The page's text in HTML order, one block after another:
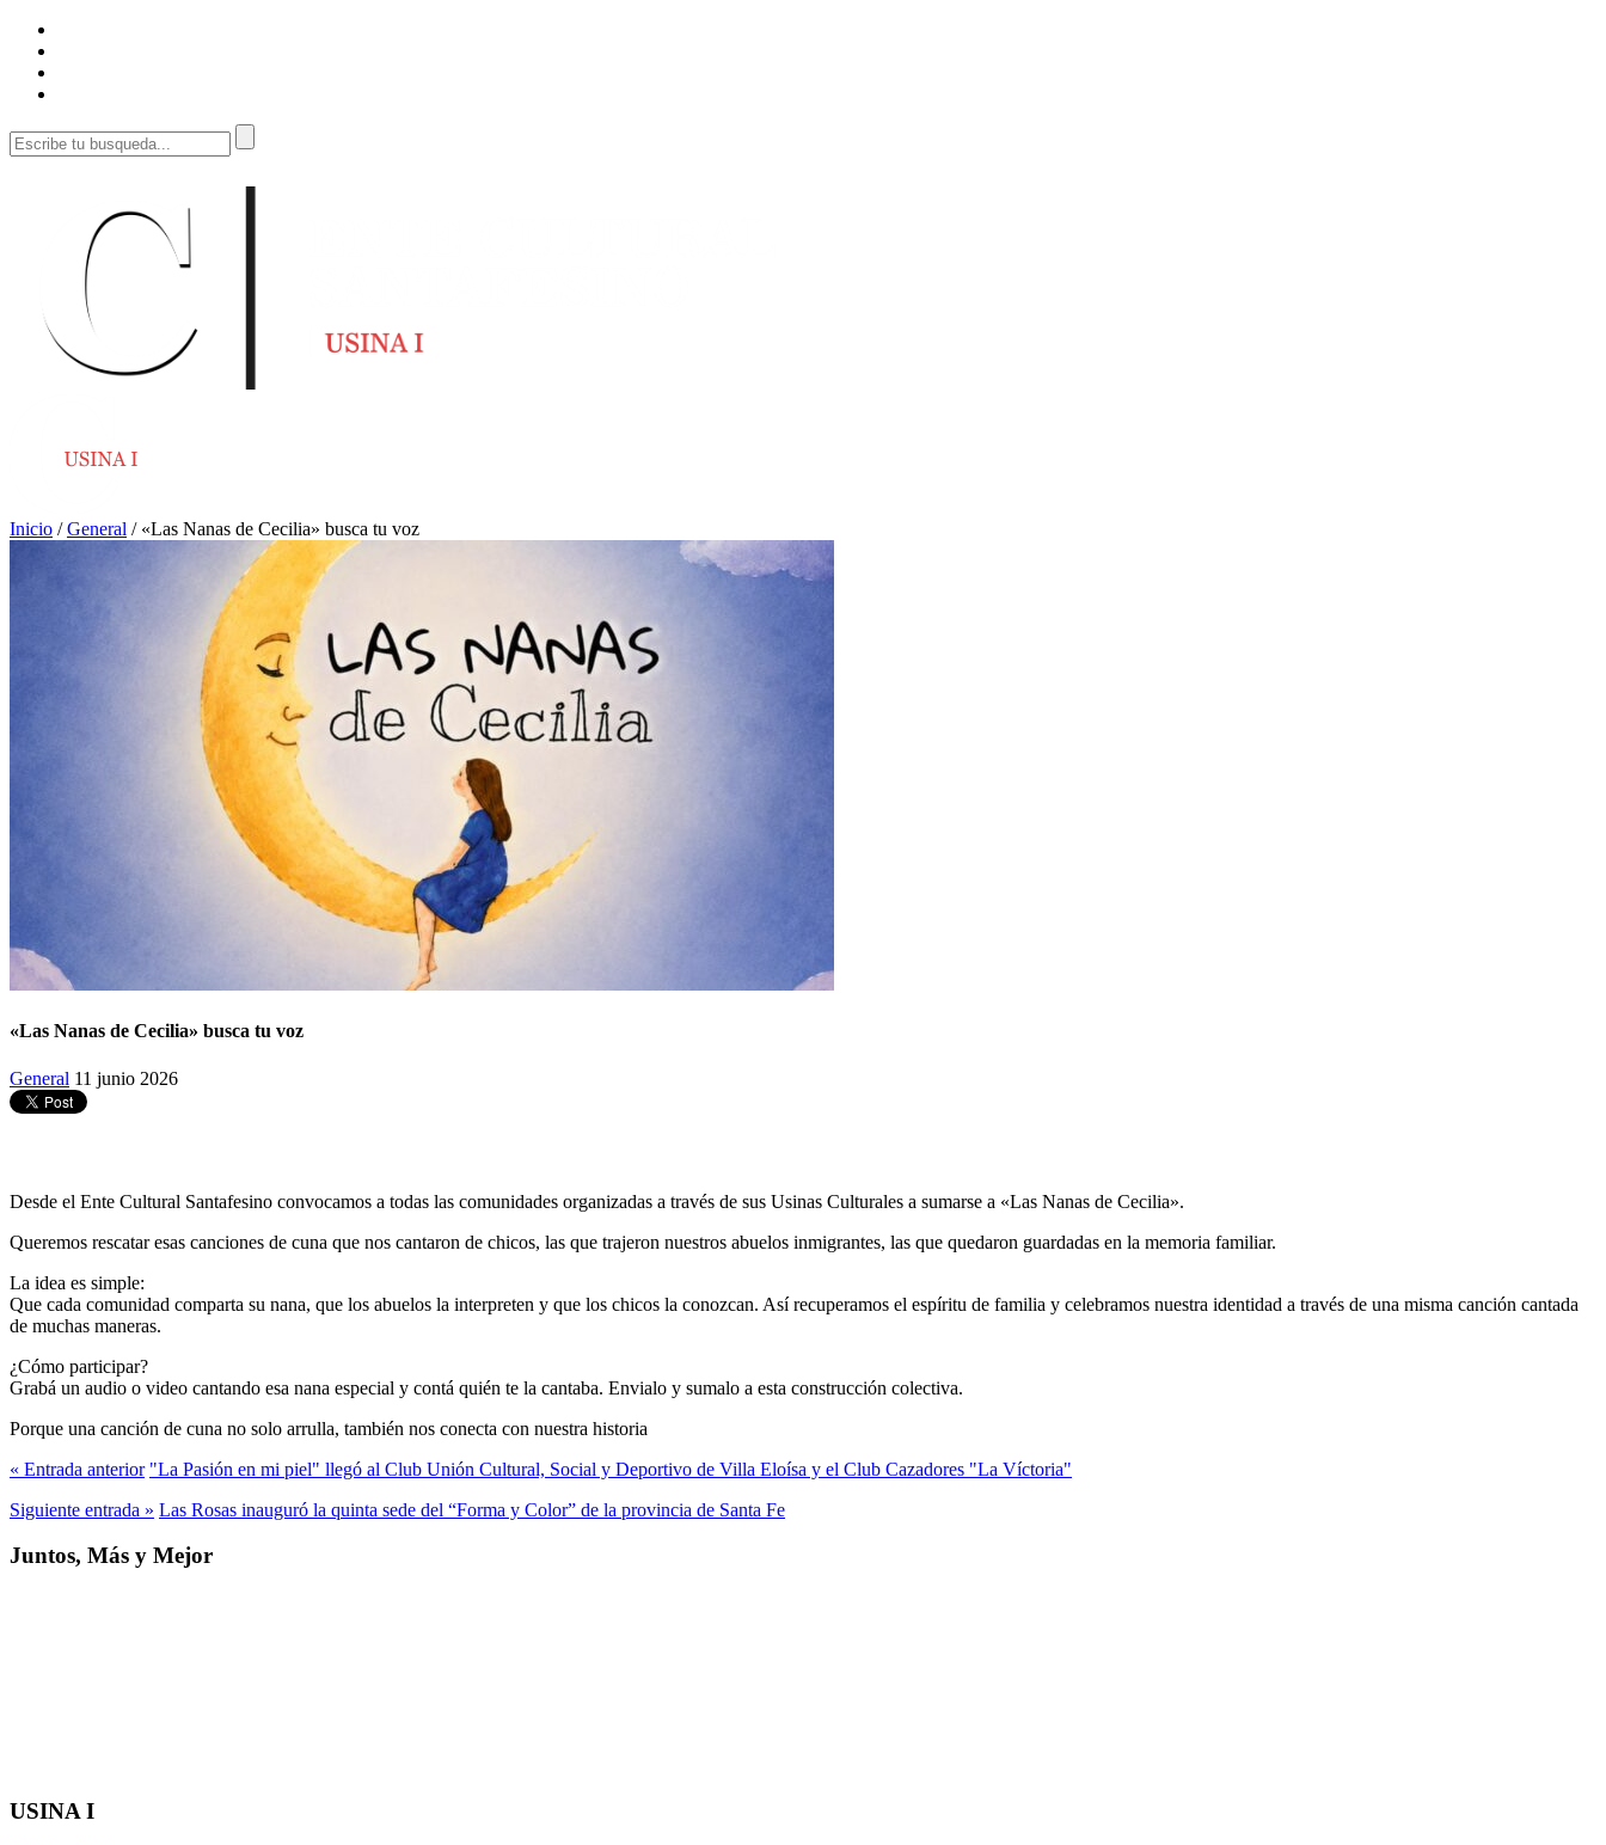
Inicio /General / «Las Nanas de Cecilia» busca tu voz
«Las Nanas de Cecilia» busca tu voz
General 11 junio 2026
Desde el Ente Cultural Santafesino convocamos a todas las comunidades organizadas a través de sus Usinas Culturales a sumarse a «Las Nanas de Cecilia».
Queremos rescatar esas canciones de cuna que nos cantaron de chicos, las que trajeron nuestros abuelos inmigrantes, las que quedaron guardadas en la memoria familiar.
La idea es simple:
Que cada comunidad comparta su nana, que los abuelos la interpreten y que los chicos la conozcan. Así recuperamos el espíritu de familia y celebramos nuestra identidad a través de una misma canción cantada
de muchas maneras.
¿Cómo participar?
Grabá un audio o video cantando esa nana especial y contá quién te la cantaba. Envialo y sumalo a esta construcción colectiva.
Porque una canción de cuna no solo arrulla, también nos conecta con nuestra historia
« Entrada anterior "La Pasión en mi piel" llegó al Club Unión Cultural, Social y Deportivo de Villa Eloísa y el Club Cazadores "La Víctoria"
Siguiente entrada » Las Rosas inauguró la quinta sede del “Forma y Color” de la provincia de Santa Fe
Juntos, Más y Mejor
USINA I